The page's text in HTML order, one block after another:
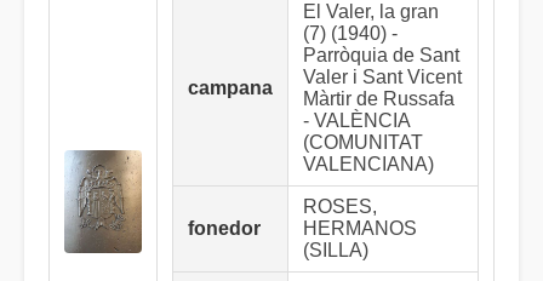
campana
El Valer, la gran
(7) (1940) -
Parròquia de Sant
Valer i Sant Vicent
Màrtir de Russafa
- VALÈNCIA
(COMUNITAT
VALENCIANA)
fonedor
ROSES,
HERMANOS
(SILLA)